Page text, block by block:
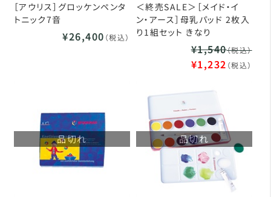
［アウリス］グロッケンペンタ
トニック7音
¥26,400 （税込）
＜終売SALE＞［メイド・イ
ン・アース］母乳パッド 2枚入
り1組セット きなり
¥1,540（税込）
¥1,232 （税込）
品切れ 品切れ